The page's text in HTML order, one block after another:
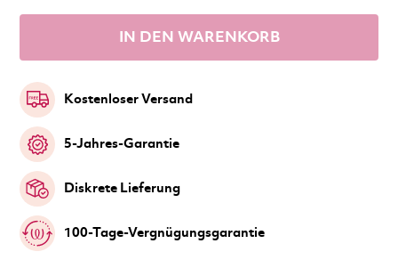
IN DEN WARENKORB
Kostenloser Versand
5-Jahres-Garantie
Diskrete Lieferung
100-Tage-Vergnügungsgarantie